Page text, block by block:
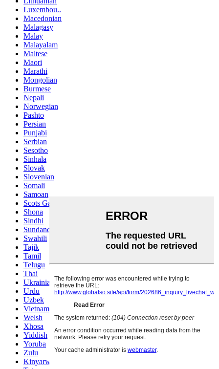
Luxembou..
Macedonian
Malagasy
Malay
Malayalam
Maltese
Maori
Marathi
Mongolian
Burmese
Nepali
Norwegian
Pashto
Persian
Punjabi
Serbian
Sesotho
Sinhala
Slovak
Slovenian
Somali
Samoan
Scots Gaelic
Shona
Sindhi
Sundanese
Swahili
Tajik
Tamil
Telugu
Thai
Ukrainian
Urdu
Uzbek
Vietnamese
Welsh
Xhosa
Yiddish
Yoruba
Zulu
Kinyarwanda